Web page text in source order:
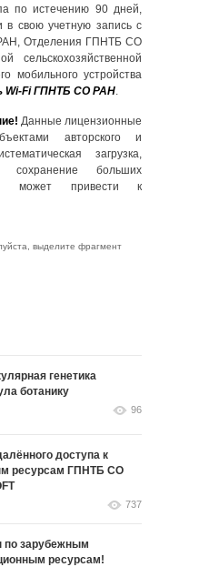
по истечению 90 дней,
в свою учетную запись с
Отделения ГПНТБ СО
сельскохозяйственной
мобильного устройства
Wi-Fi ГПНТБ СО РАН.
Данные лицензионные
авторского и
загрузка,
сохранение больших
может привести к
выделите фрагмент
генетика
ботанику
96
доступа к
ресурсам ГПНТБ СО
737
по зарубежным
ресурсам!